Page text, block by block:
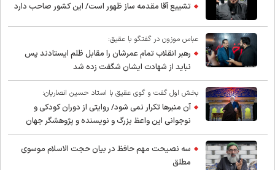
تشییع آقا مقدمه ساز ظهور است/ این کشور صاحب دارد
عباس موزون در گفتگو با عقیق:
رهبر انقلاب تمام عمرشان را مقابل ظلم ایستادند پس
نباید از شهادت ایشان شگفت زده شد
بخش اول گفت و گوی عقیق با استاد حسین انصاریان:
آن منبرها تکرار نمی شود/ روایتی از دوران کودکی و
نوجوانی این واعظ بزرگ و نویسنده و پژوهشگر جهان
اسلام
سه نصیحت مهم حافظ در بیان حجت الاسلام موسوی
مطلق